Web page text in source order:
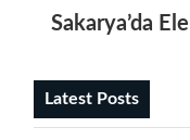
Sakarya’da
Latest Posts